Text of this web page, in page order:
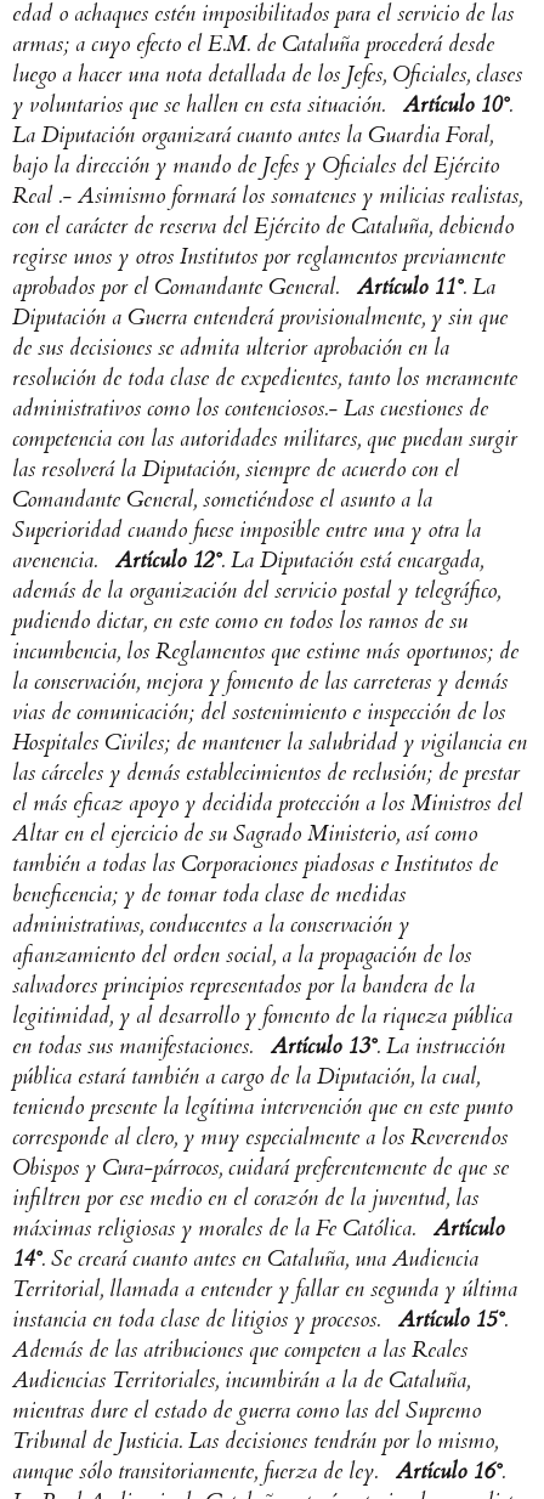
edad o achaques estén imposibilitados para el servicio de las
armas; a cuyo efecto el E.M. de Cataluña procederá desde
luego a hacer una nota detallada de los Jefes, Oficiales, clases
y voluntarios que se hallen en esta situación. Artículo 10°.
La Diputación organizará cuanto antes la Guardia Foral,
bajo la dirección y mando de Jefes y Oficiales del Ejército
Real .- Asimismo formará los somatenes y milicias realistas,
con el carácter de reserva del Ejército de Cataluña, debiendo
regirse unos y otros Institutos por reglamentos previamente
aprobados por el Comandante General. Artículo 11°. La
Diputación a Guerra entenderá provisionalmente, y sin que
de sus decisiones se admita ulterior aprobación en la
resolución de toda clase de expedientes, tanto los meramente
administrativos como los contenciosos.- Las cuestiones de
competencia con las autoridades militares, que puedan surgir
las resolverá la Diputación, siempre de acuerdo con el
Comandante General, sometiéndose el asunto a la
Superioridad cuando fuese imposible entre una y otra la
avenencia. Artículo 12°. La Diputación está encargada,
además de la organización del servicio postal y telegráfico,
pudiendo dictar, en este como en todos los ramos de su
incumbencia, los Reglamentos que estime más oportunos; de
la conservación, mejora y fomento de las carreteras y demás
vias de comunicación; del sostenimiento e inspección de los
Hospitales Civiles; de mantener la salubridad y vigilancia en
las cárceles y demás establecimientos de reclusión; de prestar
el más eficaz apoyo y decidida protección a los Ministros del
Altar en el ejercicio de su Sagrado Ministerio, así como
también a todas las Corporaciones piadosas e Institutos de
beneficencia; y de tomar toda clase de medidas
administrativas, conducentes a la conservación y
afianzamiento del orden social, a la propagación de los
salvadores principios representados por la bandera de la
legitimidad, y al desarrollo y fomento de la riqueza pública
en todas sus manifestaciones. Artículo 13°. La instrucción
pública estará también a cargo de la Diputación, la cual,
teniendo presente la legítima intervención que en este punto
corresponde al clero, y muy especialmente a los Reverendos
Obispos y Cura-párrocos, cuidará preferentemente de que se
infiltren por ese medio en el corazón de la juventud, las
máximas religiosas y morales de la Fe Católica. Artículo
14°. Se creará cuanto antes en Cataluña, una Audiencia
Territorial, llamada a entender y fallar en segunda y última
instancia en toda clase de litigios y procesos. Artículo 15°.
Además de las atribuciones que competen a las Reales
Audiencias Territoriales, incumbirán a la de Cataluña,
mientras dure el estado de guerra como las del Supremo
Tribunal de Justicia. Las decisiones tendrán por lo mismo,
aunque sólo transitoriamente, fuerza de ley. Artículo 16°.